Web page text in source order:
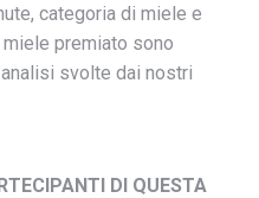
categoria di miele e
premiato sono
svolte dai nostri
DI QUESTA